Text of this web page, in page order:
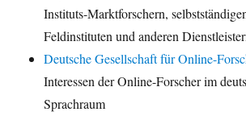
Instituts-Marktforschern,
Feldinstituten und anderen
Deutsche Gesellschaft für Online-
Interessen der Online-Forscher im
Sprachraum